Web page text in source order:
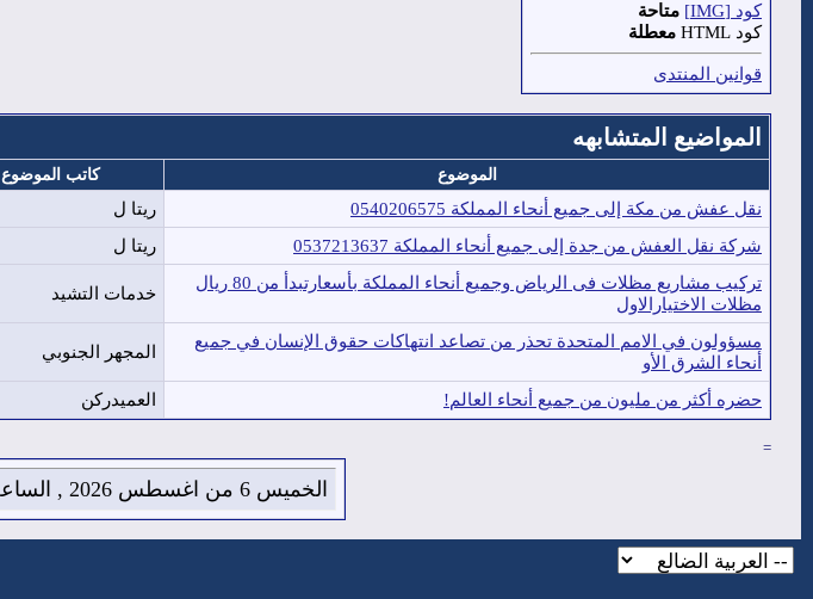
كود [IMG]
متاحة
كود HTML
معطلة
قوانين المنتدى
المواضيع المتشابهه
الموضوع كاتب الموضوع
نقل عفش من مكة إلى جميع أنحاء المملكة 0540206575 ريتا ل
شركة نقل العفش من جدة إلى جميع أنحاء المملكة 0537213637
ريتا ل
تركيب مشاريع مظلات فى الرياض وجميع أنحاء المملكة بأسعارتبدأ من 80 ريال
مظلات الاختيارالاول
خدمات التشيد
مسؤولون في الامم المتحدة تحذر من تصاعد انتهاكات حقوق الإنسان في جميع
أنحاء الشرق الأو
المجهر الجنوبي
حضره أكثر من مليون من جميع أنحاء العالم! العميدركن
=
الخميس 6 من اغسطس 2026 , الساعة الان 11:35:48 مساءً.